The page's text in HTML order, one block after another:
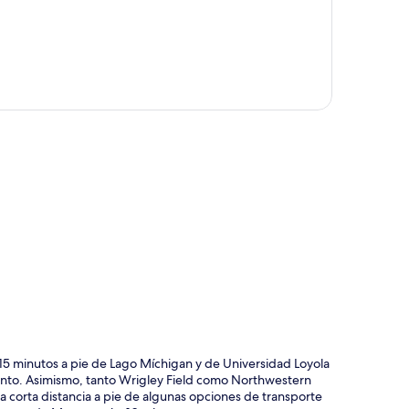
minutos a pie de Lago Míchigan y de Universidad Loyola
Asimismo, tanto Wrigley Field como Northwestern
corta distancia a pie de algunas opciones de transporte